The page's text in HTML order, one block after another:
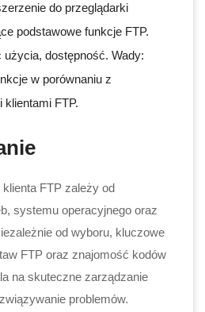
do przeglądarki
podstawowe funkcje FTP.
użycia, dostępność. Wady:
w porównaniu z
FTP.
FTP zależy od
systemu operacyjnego oraz
od wyboru, kluczowe
FTP oraz znajomość kodów
na skuteczne zarządzanie
problemów.